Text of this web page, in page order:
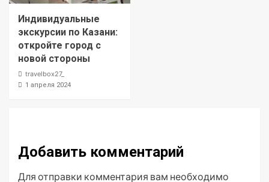
Индивидуальные
экскурсии по Казани:
откройте город с
новой стороны
travelbox27_
1 апреля 2024
Добавить комментарий
Для отправки комментария вам необходимо